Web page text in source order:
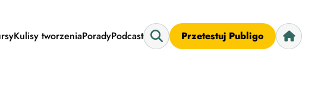
Kulisy tworzeniaPoradyPodcast Przetestuj Publigo